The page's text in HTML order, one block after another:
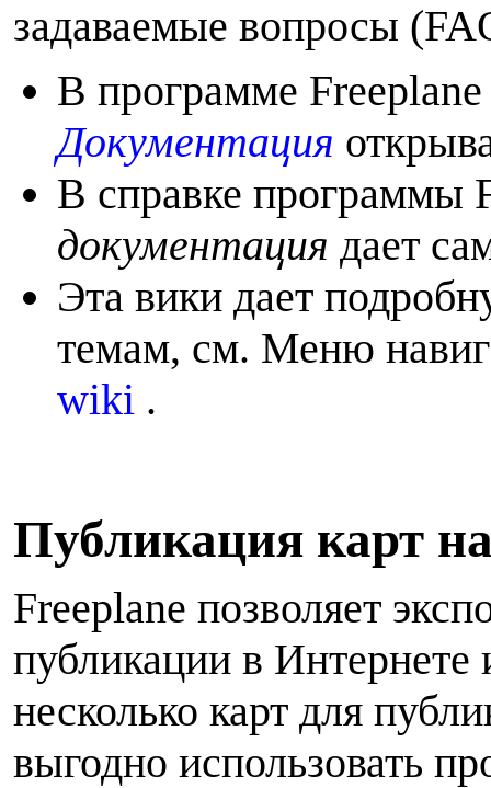
задаваемые вопросы
В программе
Документация
В справке программы
документация дает
Эта вики дает
темам, см. Меню
wiki .
Публикация карт
Freeplane позволяет
публикации в Интернете
несколько карт для
выгодно использовать